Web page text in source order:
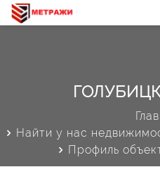
Найти у нас
Профиль